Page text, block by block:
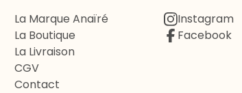
La Marque Anaïré
La Boutique
La Livraison
CGV
Contact
Instagram
Facebook